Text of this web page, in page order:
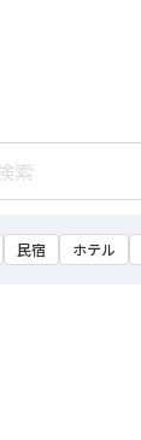
民宿 ホテル